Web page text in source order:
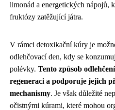
limonád a energetických nápojů,
fruktózy zatěžující játra.
V rámci detoxikační kúry je
odlehčovací den, kdy se
polévky. Tento způsob
regeneraci a podporuje jejich
mechanismy. Je však důležité
očistnými kúrami, které mohou